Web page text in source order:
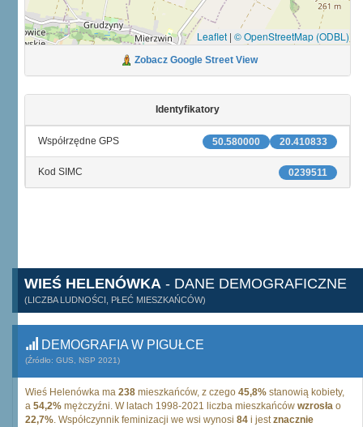
Leaflet | © OpenStreetMap (ODBL)
Zobacz Google Street View
Identyfikatory
20.410833
50.580000
Współrzędne GPS
0239511
Kod SIMC
WIEŚ HELENÓWKA - DANE DEMOGRAFICZNE
(LICZBA LUDNOŚCI, PŁEĆ MIESZKAŃCÓW)
DEMOGRAFIA W PIGUŁCE
(Źródło: GUS, NSP 2021)
Wieś Helenówka ma 238 mieszkańców, z czego 45,8% stanowią kobiety,
a 54,2% mężczyźni. W latach 1998-2021 liczba mieszkańców wzrosła o
22,7%. Współczynnik feminizacji we wsi wynosi 84 i jestznacznie